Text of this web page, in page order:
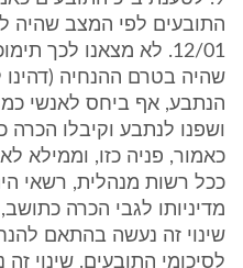
התובעים לפי המצב שהיה
12/01. לא מצאנו לכך
ושפנו לנתבע וקיבלו הכרה
כאמור, פניה כזו, וממילא
ככל רשות מנהלית, רשאי
לסיכומי התובעים. שינוי